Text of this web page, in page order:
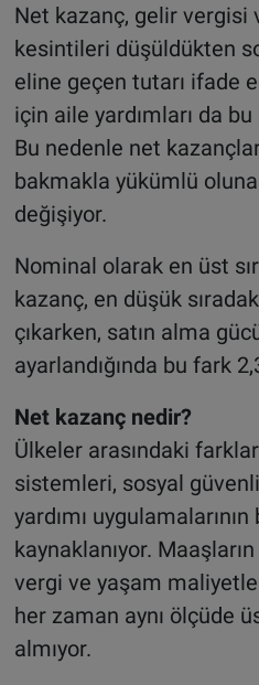
Net kazanç, gelir vergisi
kesintileri düşüldükten
eline geçen tutarı ifade
için aile yardımları da
Bu nedenle net
bakmakla yükümlü
değişiyor.
Nominal olarak en üst
kazanç, en düşük
çıkarken, satın alma
ayarlandığında bu fark
Net kazanç nedir?
Ülkeler arasındaki
sistemleri, sosyal
yardımı
kaynaklanıyor.
vergi ve yaşam
her zaman aynı ölçüde
almıyor.